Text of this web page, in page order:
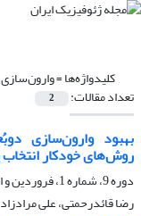
کلیدواژه‌ها =
تعداد مقالات: 2
بهبود وارون‌سازی
روش‌های خودکار انتخاب
دوره 9، شماره 1، فروردین و اردیبهشت 1394
رضا قائدرحمتی، علی